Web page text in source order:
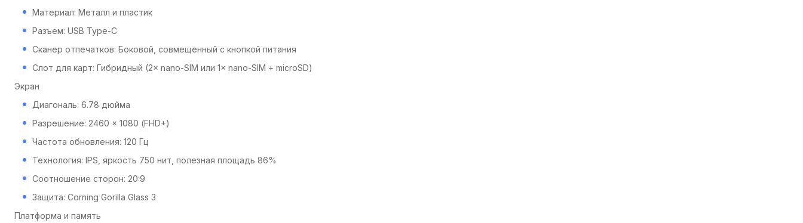
Материал: Металл и пластик
Разъем: USB Type-C
Сканер отпечатков: Боковой, совмещенный с кнопкой питания
Слот для карт: Гибридный (2× nano-SIM или 1× nano-SIM + microSD)
Экран
Диагональ: 6.78 дюйма
Разрешение: 2460 × 1080 (FHD+)
Частота обновления: 120 Гц
Технология: IPS, яркость 750 нит, полезная площадь 86%
Соотношение сторон: 20:9
Защита: Corning Gorilla Glass 3
Платформа и память